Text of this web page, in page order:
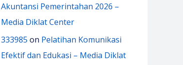
Akuntansi Pemerintahan 2026 –
Media Diklat Center
333985 on Pelatihan Komunikasi
Efektif dan Edukasi – Media Diklat